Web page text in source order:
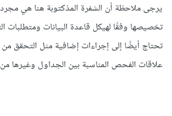
يرجى ملاحظة أن الشفرة المذكتوبة هنا هي
تخصيصها وفقًا لهيكل قاعدة البيانات ومتطلبات
تحتاج أيضًا إلى إجراءات إضافية مثل التحقق
علاقات الفحص المناسبة بين الجداول وغيرها من